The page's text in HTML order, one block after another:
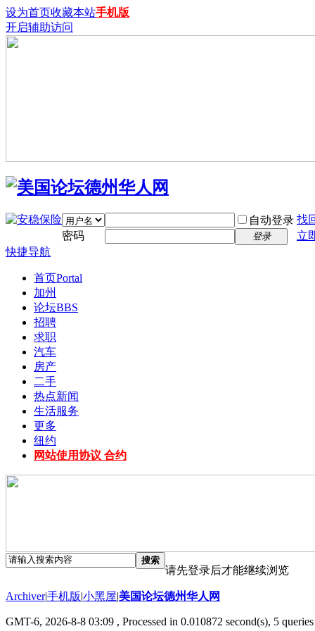
设为首页收藏本站手机版
开启辅助访问
自动登录 找
密码
登录
立
快捷导航
首页Portal
加州
论坛BBS
招聘
求职
汽车
房产
二手
热点新闻
生活服务
更多
纽约
网站使用协议 合约
搜索
请先登录后才能继续浏览
Archiver|手机版|小黑屋|美国论坛德州华人网
GMT-6, 2026-8-8 03:09 , Processed in 0.010872 second(s), 5